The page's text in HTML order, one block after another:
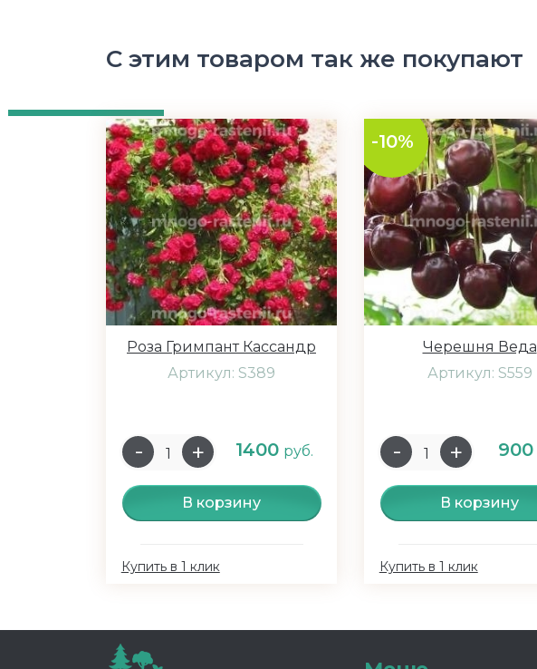
С этим товаром так же покупают
Роза Гримпант Кассандр
Артикул: S389
1400 руб.
В корзину
Купить в 1 клик
-10%
Черешня Веда
Артикул: S559
900
В корзину
Купить в 1 клик